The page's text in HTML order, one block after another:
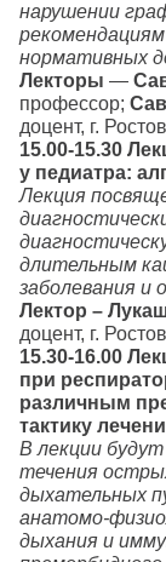
нарушении
нормативных
Лекторы —
профессор;
доцент, г.
15.00-15.30
у педиатра:
Лекция
длительным
заболевания и
Лектор –
доцент, г.
15.30-16.00
при
различным
тактику
В лекции
течения
дыхательных
анатомо-
дыхания и